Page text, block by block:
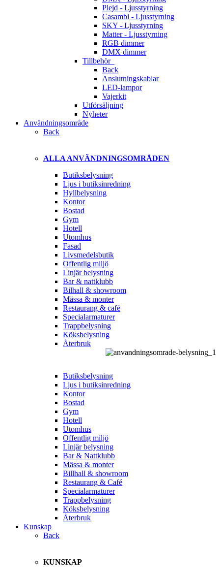
Plejd - Ljusstyrning
Casambi - Ljusstyrning
SKY - Ljusstyrning
Matter - Ljusstyrning
RGB dimmer
DMX dimmer
Tillbehör
Back
Anslutningskablar
LED-lampor
Vajerkit
Utförsäljning
Nyheter
Användningsområde
Back
ALLA ANVÄNDNINGSOMRÅDEN
Butiksbelysning
Ljus i butiksinredning
Hyllbelysning
Kontor
Bostad
Gym
Hotell
Utomhus
Fasad
Livsmedelsbutik
Offentlig miljö
Linjär belysning
Bar & nattklubb
Bilhall & showroom
Mässa & monter
Restaurang & café
Specialarmaturer
Trappbelysning
Köksbelysning
Återbruk
Butiksbelysning
Ljus i butiksinredning
Kontor
Bostad
Gym
Hotell
Utomhus
Offentlig miljö
Linjär belysning
Bar & Nattklubb
Mässa & monter
Billhall & showroom
Restaurang & Café
Specialarmaturer
Trappbelysning
Köksbelysning
Återbruk
Kunskap
Back
KUNSKAP